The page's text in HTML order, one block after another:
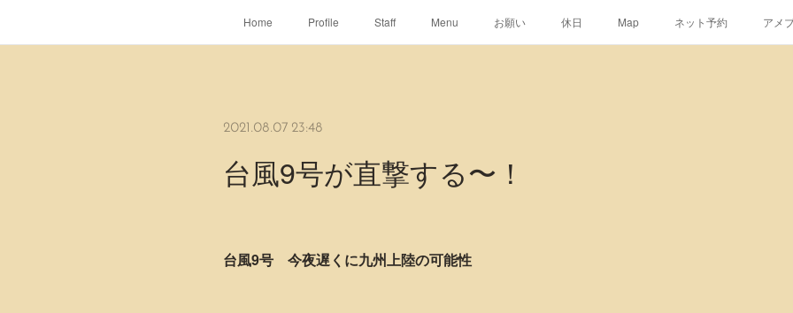
Home Profile Staff Menu お願い 休日 Map ネット予約 アメ
2021.08.07 23:48
台風9号が直撃する〜！
台風9号 今夜遅くに九州上陸の可能性